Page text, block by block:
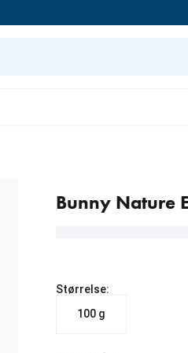
Bunny Nature
Størrelse:
100 g